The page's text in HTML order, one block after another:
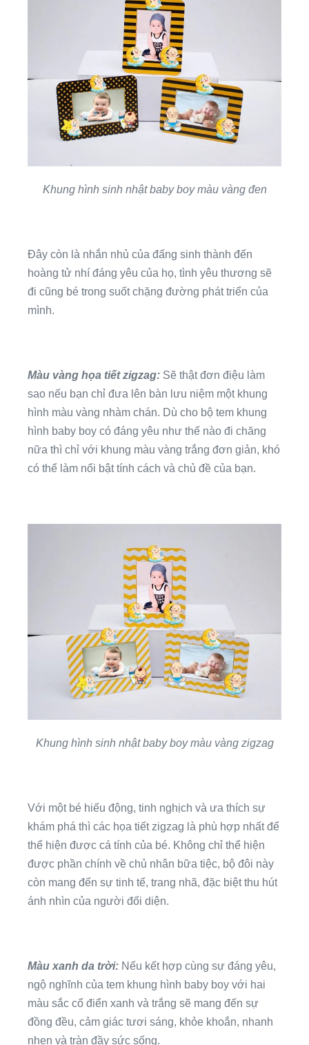
Khung hình sinh nhật baby boy màu vàng đen
Đây còn là nhắn nhủ của đấng sinh thành đến
hoàng tử nhí đáng yêu của họ, tình yêu thương sẽ
đi cũng bé trong suốt chặng đường phát triển của
mình.
Màu vàng họa tiết zigzag: Sẽ thật đơn điệu làm
sao nếu bạn chỉ đưa lên bàn lưu niệm một khung
hình màu vàng nhàm chán. Dù cho bộ tem khung
hình baby boy có đáng yêu như thế nào đi chăng
nữa thì chỉ với khung màu vàng trắng đơn giản, khó
có thể làm nổi bật tính cách và chủ đề của bạn.
Khung hình sinh nhật baby boy màu vàng zigzag
Với một bé hiếu động, tinh nghịch và ưa thích sự
khám phá thì các họa tiết zigzag là phù hợp nhất để
thể hiện được cá tính của bé. Không chỉ thể hiện
được phần chính về chủ nhân bữa tiệc, bộ đôi này
còn mang đến sự tinh tế, trang nhã, đặc biệt thu hút
ánh nhìn của người đối diện.
Màu xanh da trời: Nếu kết hợp cùng sự đáng yêu,
ngộ nghĩnh của tem khung hình baby boy với hai
màu sắc cổ điển xanh và trắng sẽ mang đến sự
đồng đều, cảm giác tươi sáng, khỏe khoắn, nhanh
nhẹn và tràn đầy sức sống.